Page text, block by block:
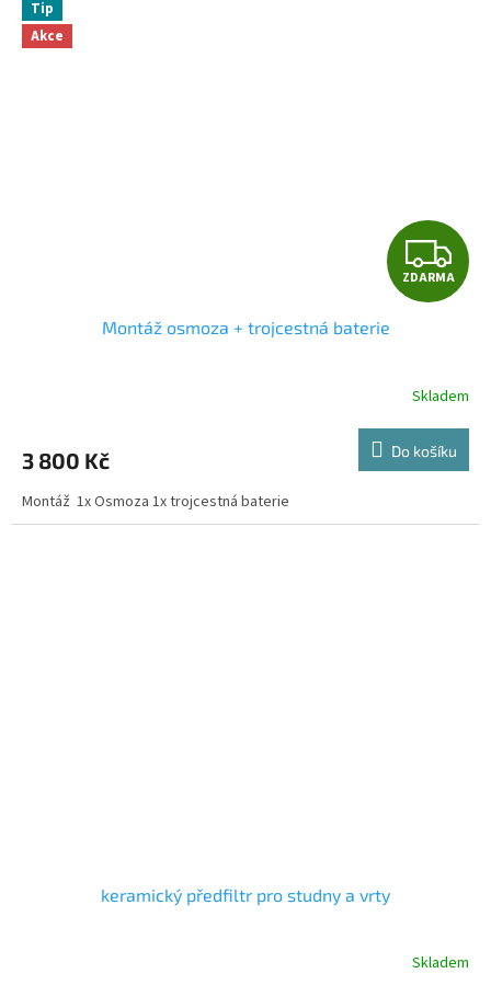
Tip
Akce
Z
D
R
M
A
ZDARMA
Montáž osmoza + trojcestná baterie
Skladem
3 800 Kč Do košíku
Montáž 1x Osmoza 1x trojcestná baterie
keramický předfiltr pro studny a vrty
Skladem